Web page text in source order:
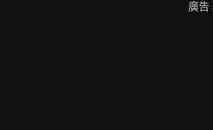
廣告